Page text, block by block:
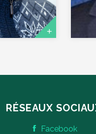
RÉSEAUX
Facebook